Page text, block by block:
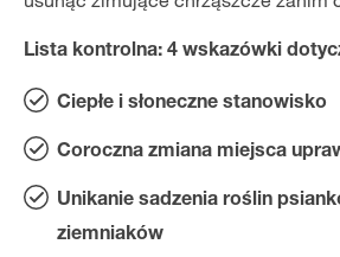
Lista kontrolna: 4 wskazówki
Ciepłe i słoneczne stanowisko
Coroczna zmiana miejsca
Unikanie sadzenia roślin
ziemniaków